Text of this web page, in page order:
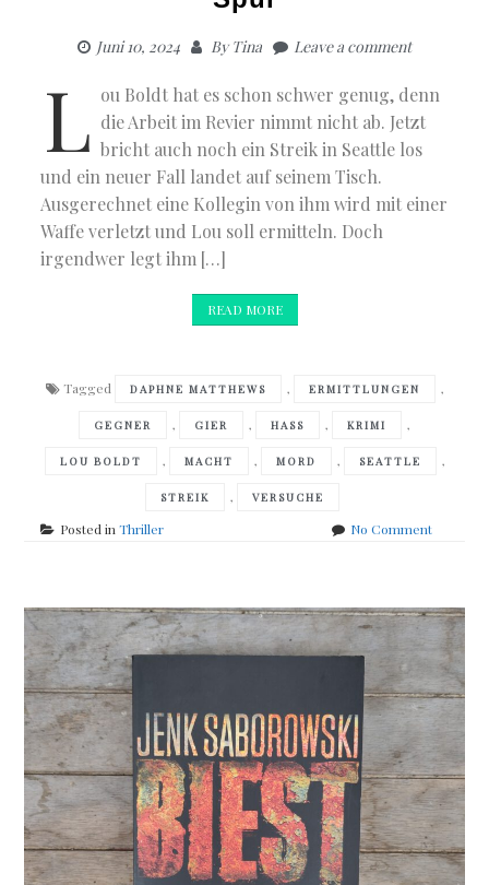
Juni 10, 2024 ByTina Leave a comment
L ou Boldt hat es schon schwer genug, denn
die Arbeit im Revier nimmt nicht ab. Jetzt
bricht auch noch ein Streik in Seattle los
und ein neuer Fall landet auf seinem Tisch.
Ausgerechnet eine Kollegin von ihm wird mit einer
Waffe verletzt und Lou soll ermitteln. Doch
irgendwer legt ihm […]
READ MORE
Tagged DAPHNE MATTHEWS , ERMITTLUNGEN ,
GEGNER , GIER , HASS , KRIMI ,
LOU BOLDT , MACHT , MORD , SEATTLE ,
STREIK , VERSUCHE
Posted inThriller No Commenton
Die
einzige
Spur